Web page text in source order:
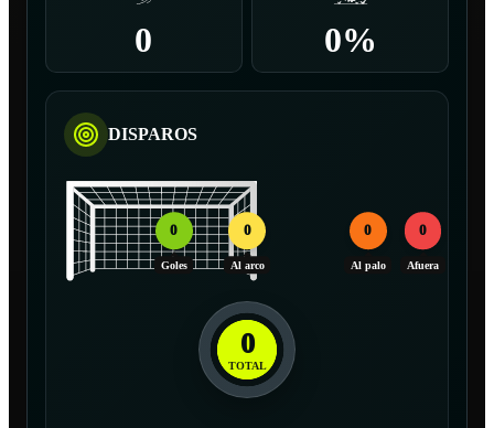
0 0%
DISPAROS
0
Goles
0
Al arco
0
Al palo
0
Afuera
0
TOTAL